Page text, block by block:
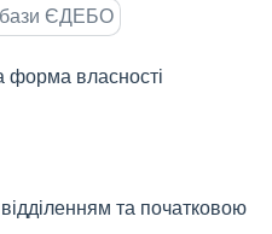
бази ЄДЕБО
власності
та початковою